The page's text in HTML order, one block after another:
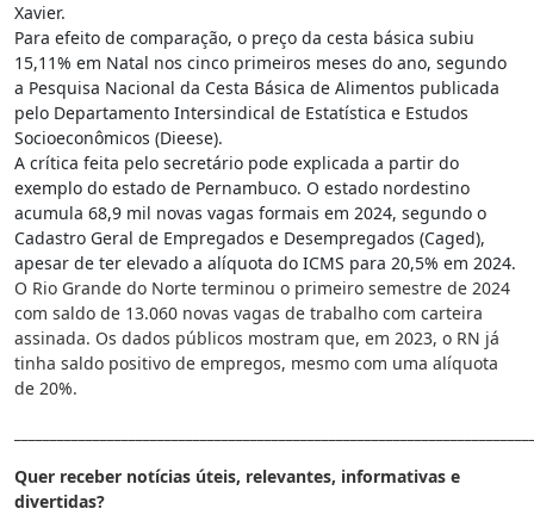
Xavier.
Para efeito de comparação, o preço da cesta básica subiu
15,11% em Natal nos cinco primeiros meses do ano, segundo
a Pesquisa Nacional da Cesta Básica de Alimentos publicada
pelo Departamento Intersindical de Estatística e Estudos
Socioeconômicos (Dieese).
A crítica feita pelo secretário pode explicada a partir do
exemplo do estado de Pernambuco. O estado nordestino
acumula 68,9 mil novas vagas formais em 2024, segundo o
Cadastro Geral de Empregados e Desempregados (Caged),
apesar de ter elevado a alíquota do ICMS para 20,5% em 2024.
O Rio Grande do Norte terminou o primeiro semestre de 2024
com saldo de 13.060 novas vagas de trabalho com carteira
assinada. Os dados públicos mostram que, em 2023, o RN já
tinha saldo positivo de empregos, mesmo com uma alíquota
de 20%.
Quer receber notícias úteis, relevantes, informativas e
divertidas?